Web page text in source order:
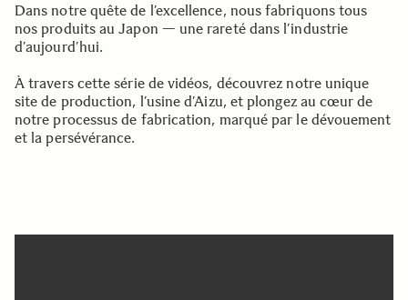
Dans notre quête de l’excellence, nous fabriquons tous
nos produits au Japon — une rareté dans l’industrie
d’aujourd’hui.
À travers cette série de vidéos, découvrez notre unique
site de production, l’usine d’Aizu, et plongez au cœur de
notre processus de fabrication, marqué par le dévouement
et la persévérance.